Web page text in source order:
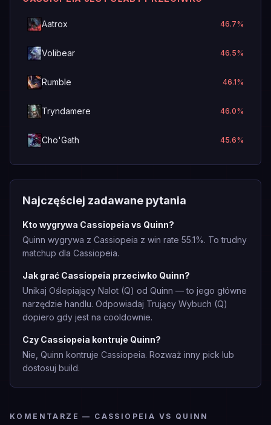
Aatrox 46.7%
Volibear 46.5%
Rumble 46.1%
Tryndamere 46.0%
Cho'Gath 45.6%
Najczęściej zadawane pytania
Kto wygrywa Cassiopeia vs Quinn?
Quinn wygrywa z Cassiopeia z win rate 55.1%. To trudny
matchup dla Cassiopeia.
Jak grać Cassiopeia przeciwko Quinn?
Unikaj Oślepiający Nalot (Q) od Quinn — to jego główne
narzędzie handlu. Odpowiadaj Trujący Wybuch (Q)
dopiero gdy jest na cooldownie.
Czy Cassiopeia kontruje Quinn?
Nie, Quinn kontruje Cassiopeia. Rozważ inny pick lub
dostosuj build.
KOMENTARZE — CASSIOPEIA VS QUINN